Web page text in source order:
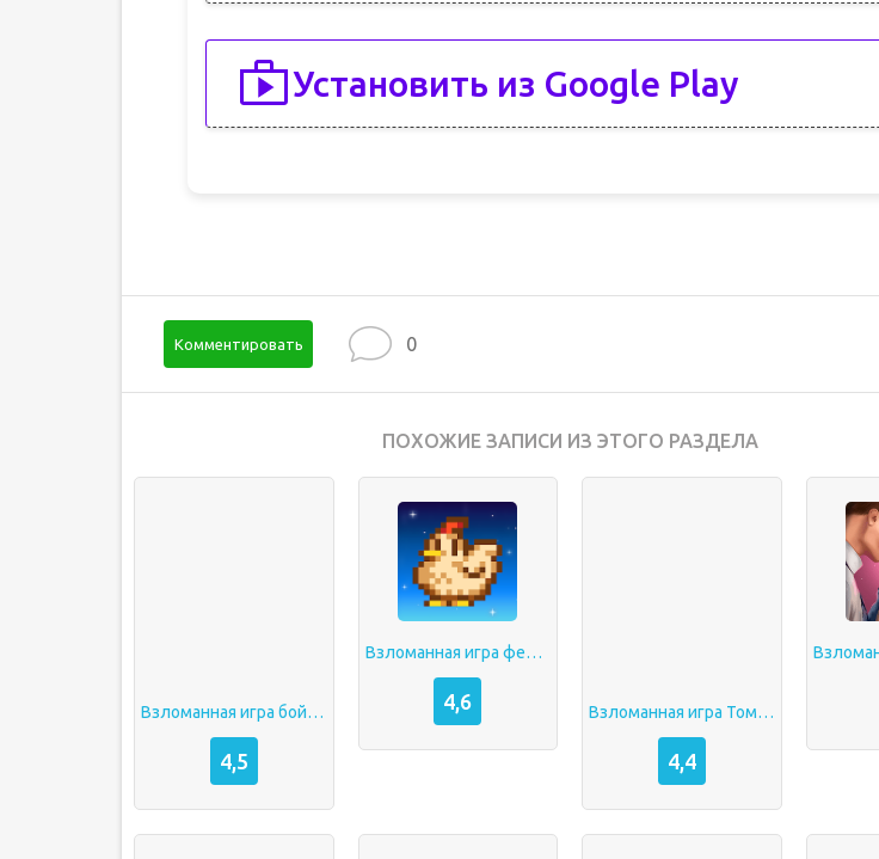
Установить из Google Play
Комментировать 0
ПОХОЖИЕ ЗАПИСИ ИЗ ЭТОГО РАЗДЕЛА
Взломанная игра бой с тенью 2
4,5
Взломанная игра ферма
4,6 Взломанная игра Том и его друзья
4,4